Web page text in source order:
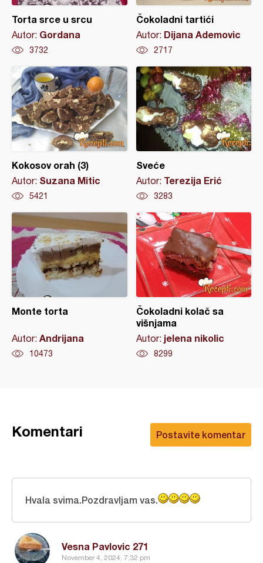
Torta srce u srcu
Autor: Gordana
3732
Čokoladni tartići
Autor: Dijana Ademovic
2717
Kokosov orah (3)
Autor: Suzana Mitic
5421
Sveće
Autor: Terezija Erić
3283
Monte torta
Autor: Andrijana
10473
Čokoladni kolač sa
višnjama
Autor: jelena nikolic
8299
Postavite komentar
Komentari
Vesna Pavlovic 271
November 4, 2024, 7:32 pm
Hvala svima.Pozdravljam vas.